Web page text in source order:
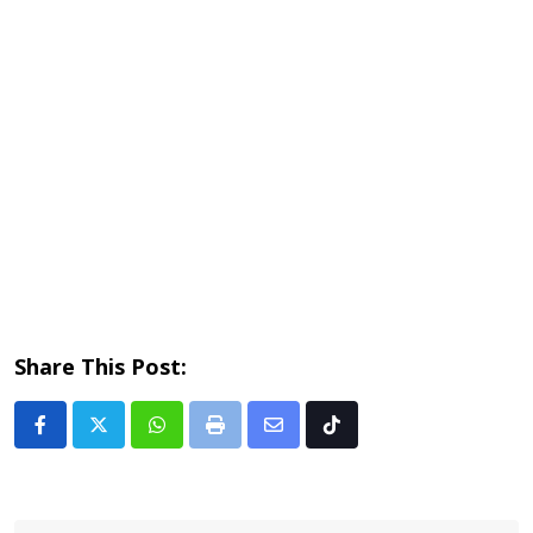
Share This Post:
Whatsapp
Print
Share Tiktok